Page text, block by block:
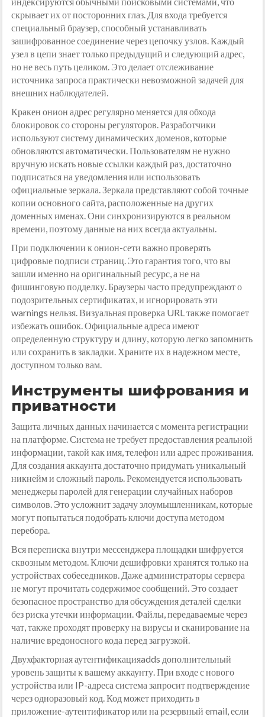
скрывает их от посторонних глаз. Для входа требуется
специальный браузер, способный устанавливать
зашифрованное соединение через цепочку узлов. Каждый
узел в цепи знает только предыдущий и следующий адрес,
но не весь путь целиком. Это делает отслеживание
источника запроса практически невозможной задачей для
внешних наблюдателей.
Кракен онион адрес регулярно меняется для обхода
блокировок со стороны регуляторов. Разработчики
используют систему динамических доменов, которые
обновляются автоматически. Пользователям не нужно
вручную искать новые ссылки каждый раз, достаточно
подписаться на уведомления или использовать
официальные зеркала. Зеркала представляют собой точные
копии основного сайта, расположенные на других
доменных именах. Они синхронизируются в реальном
времени, поэтому данные на них всегда актуальны.
При подключении к онион-сети важно проверять
цифровые подписи страниц. Это гарантия того, что вы
зашли именно на оригинальный ресурс, а не на
фишинговую подделку. Браузеры часто предупреждают о
подозрительных сертификатах, и игнорировать эти
warnings нельзя. Визуальная проверка URL также помогает
избежать ошибок. Официальные адреса имеют
определенную структуру и длину, которую легко запомнить
или сохранить в закладки. Храните их в надежном месте,
доступном только вам.
Инструменты шифрования и
приватности
Защита личных данных начинается с момента регистрации
на платформе. Система не требует предоставления реальной
информации, такой как имя, телефон или адрес проживания.
Для создания аккаунта достаточно придумать уникальный
никнейм и сложный пароль. Рекомендуется использовать
менеджеры паролей для генерации случайных наборов
символов. Это усложнит задачу злоумышленникам, которые
могут попытаться подобрать ключи доступа методом
перебора.
Вся переписка внутри мессенджера площадки шифруется
сквозным методом. Ключи дешифровки хранятся только на
устройствах собеседников. Даже администраторы сервера
не могут прочитать содержимое сообщений. Это создает
безопасное пространство для обсуждения деталей сделки
без риска утечки информации. Файлы, передаваемые через
чат, также проходят проверку на вирусы и сканирование на
наличие вредоносного кода перед загрузкой.
Двухфакторная аутентификацияadds дополнительный
уровень защиты к вашему аккаунту. При входе с нового
устройства или IP-адреса система запросит подтверждение
через одноразовый код. Код может приходить в
приложение-аутентификатор или на резервный email, если